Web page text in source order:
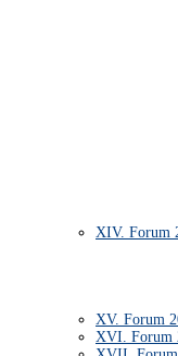
XIV. Forum
XV. Forum
XVI. Forum